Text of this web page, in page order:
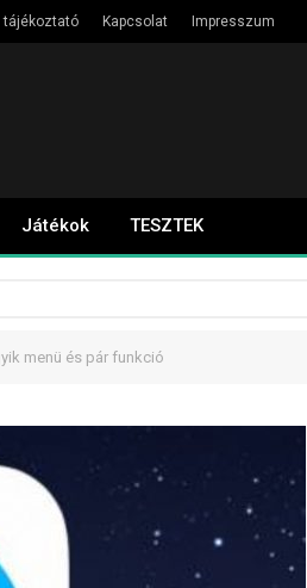
tájékoztató Kapcsolat Impresszum
Játékok TESZTEK
menü és pár funkció